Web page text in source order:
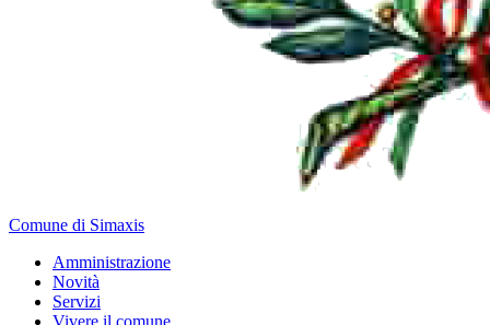
Comune di Simaxis
Amministrazione
Novità
Servizi
Vivere il comune